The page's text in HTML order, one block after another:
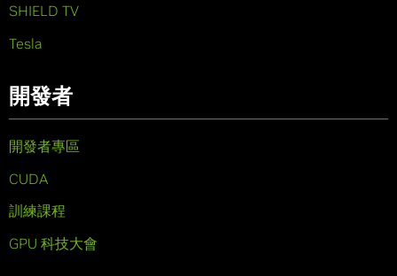
SHIELD TV
Tesla
開發者
開發者專區
CUDA
訓練課程
GPU 科技大會